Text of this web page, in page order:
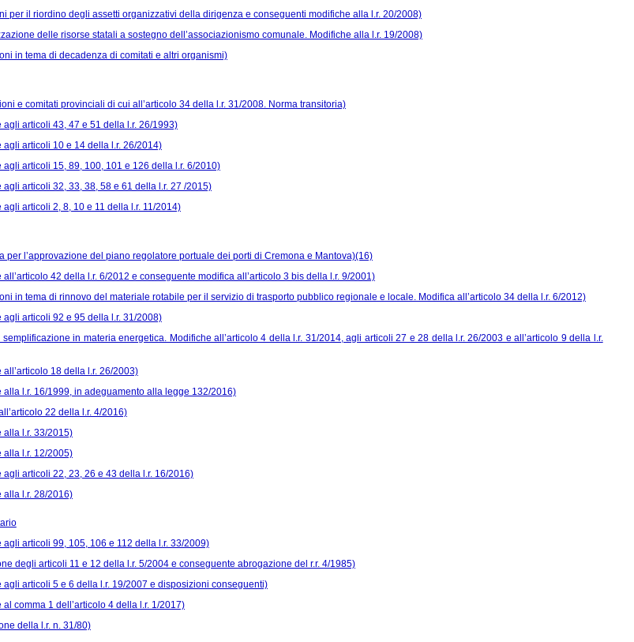
per il riordino degli assetti organizzativi della dirigenza e conseguenti modifiche alla l.r. 20/2008)
delle risorse statali a sostegno dell’associazionismo comunale. Modifiche alla l.r. 19/2008)
in tema di decadenza di comitati e altri organismi)
e comitati provinciali di cui all’articolo 34 della l.r. 31/2008. Norma transitoria)
agli articoli 43, 47 e 51 della l.r. 26/1993)
agli articoli 10 e 14 della l.r. 26/2014)
articoli 15, 89, 100, 101 e 126 della l.r. 6/2010)
articoli 32, 33, 38, 58 e 61 della l.r. 27 /2015)
articoli 2, 8, 10 e 11 della l.r. 11/2014)
per l’approvazione del piano regolatore portuale dei porti di Cremona e Mantova)(16)
42 della l.r. 6/2012 e conseguente modifica all’articolo 3 bis della l.r. 9/2001)
in tema di rinnovo del materiale rotabile per il servizio di trasporto pubblico regionale e locale. Modifica all’articolo 34 della l.r. 6/2012)
agli articoli 92 e 95 della l.r. 31/2008)
in materia energetica. Modifiche all’articolo 4 della l.r. 31/2014, agli articoli 27 e 28 della l.r. 26/2003 e all’articolo 9 della l.r.
18 della l.r. 26/2003)
alla l.r. 16/1999, in adeguamento alla legge 132/2016)
22 della l.r. 4/2016)
alla l.r. 33/2015)
alla l.r. 12/2005)
articoli 22, 23, 26 e 43 della l.r. 16/2016)
alla l.r. 28/2016)
articoli 99, 105, 106 e 112 della l.r. 33/2009)
degli articoli 11 e 12 della l.r. 5/2004 e conseguente abrogazione del r.r. 4/1985)
agli articoli 5 e 6 della l.r. 19/2007 e disposizioni conseguenti)
comma 1 dell’articolo 4 della l.r. 1/2017)
della l.r. n. 31/80)